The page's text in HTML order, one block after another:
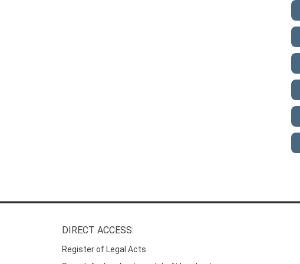
DIRECT ACCESS:
Register of Legal Acts